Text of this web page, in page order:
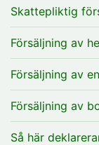
Skattepliktig
Försäljning av
Försäljning av
Försäljning av
Så här